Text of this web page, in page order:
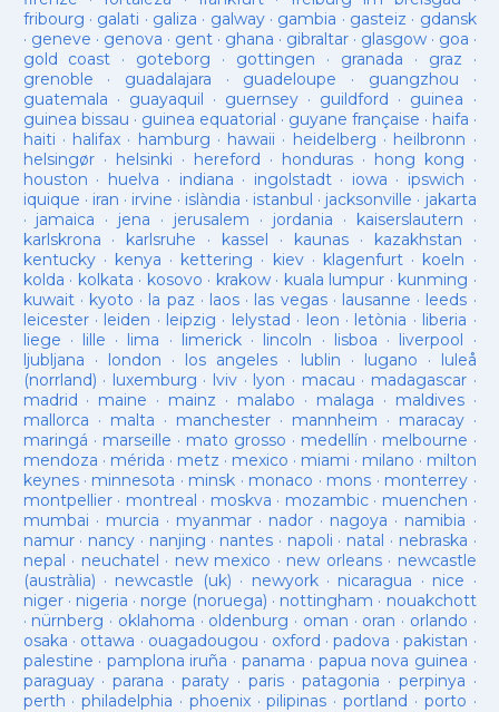
fribourg · galati · galiza · galway· gambia · gasteiz · gdansk
· geneve · genova · gent· ghana · gibraltar· glasgow· goa ·
gold coast · goteborg · gottingen · granada · graz ·
grenoble · guadalajara · guadeloupe · guangzhou ·
guatemala · guayaquil · guernsey· guildford · guinea ·
guinea bissau · guinea equatorial · guyane française · haifa ·
haiti · halifax · hamburg · hawaii · heidelberg · heilbronn ·
helsingør· helsinki · hereford · honduras· hong kong ·
houston · huelva · indiana · ingolstadt· iowa · ipswich ·
iquique · iran · irvine · islàndia · istanbul · jacksonville · jakarta
· jamaica · jena · jerusalem · jordania · kaiserslautern ·
karlskrona · karlsruhe · kassel · kaunas· kazakhstan ·
kentucky· kenya · kettering · kiev· klagenfurt · koeln ·
kolda · kolkata · kosovo · krakow· kuala lumpur · kunming ·
kuwait· kyoto · la paz · laos· las vegas· lausanne · leeds ·
leicester· leiden · leipzig · lelystad · leon · letònia · liberia ·
liege · lille · lima · limerick· lincoln · lisboa · liverpool ·
ljubljana · london · los angeles· lublin · lugano · luleå
(norrland) · luxemburg · lviv · lyon · macau · madagascar·
madrid · maine · mainz · malabo · malaga · maldives·
mallorca · malta · manchester· mannheim · maracay·
maringá · marseille · mato grosso · medellín · melbourne ·
mendoza · mérida · metz · mexico · miami · milano · milton
keynes· minnesota · minsk · monaco · mons · monterrey ·
montpellier· montreal · moskva · mozambic· muenchen ·
mumbai · murcia · myanmar· nador · nagoya · namibia ·
namur· nancy · nanjing · nantes · napoli · natal · nebraska ·
nepal · neuchatel · new mexico · new orleans· newcastle
(austràlia) · newcastle (uk) · newyork· nicaragua · nice ·
niger· nigeria · norge (noruega) · nottingham · nouakchott
· nürnberg · oklahoma · oldenburg · oman · oran · orlando ·
osaka · ottawa · ouagadougou · oxford ·padova ·pakistan ·
palestine · pamplona iruña · panama · papua nova guinea ·
paraguay· parana ·paraty · paris·patagonia · perpinya ·
perth ·philadelphia · phoenix·pilipinas ·portland · porto ·